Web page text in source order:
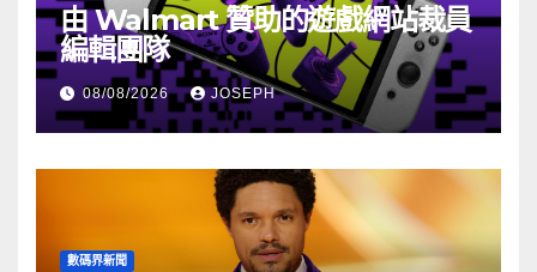
由 Walmart 贊助的遊戲網站裁員
編輯團隊
08/08/2026 JOSEPH
數碼界新聞